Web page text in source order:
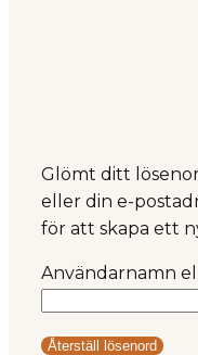
Glömt ditt
eller din e-
för att skapa ett
Användarnamn
Återställ lösenord